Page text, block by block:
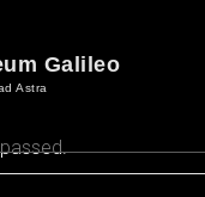
Galileo
Astra